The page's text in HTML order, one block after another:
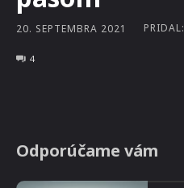
20. SEPTEMBRA 2021 PRIDAL:
4
Odporúčame vám